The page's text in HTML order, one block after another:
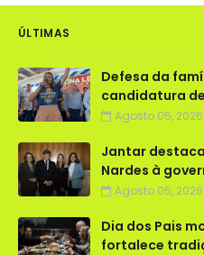
ÚLTIMAS
Defesa da
candidatura
Agosto 05, 2026
Jantar
Nardes à
Agosto 05, 2026
Dia dos Pais
fortalece